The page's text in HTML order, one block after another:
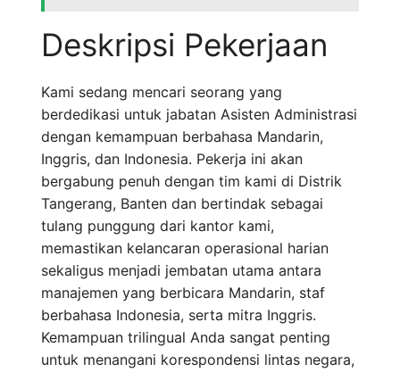
Deskripsi Pekerjaan
Kami sedang mencari seorang yang
berdedikasi untuk jabatan Asisten Administrasi
dengan kemampuan berbahasa Mandarin,
Inggris, dan Indonesia. Pekerja ini akan
bergabung penuh dengan tim kami di Distrik
Tangerang, Banten dan bertindak sebagai
tulang punggung dari kantor kami,
memastikan kelancaran operasional harian
sekaligus menjadi jembatan utama antara
manajemen yang berbicara Mandarin, staf
berbahasa Indonesia, serta mitra Inggris.
Kemampuan trilingual Anda sangat penting
untuk menangani korespondensi lintas negara,